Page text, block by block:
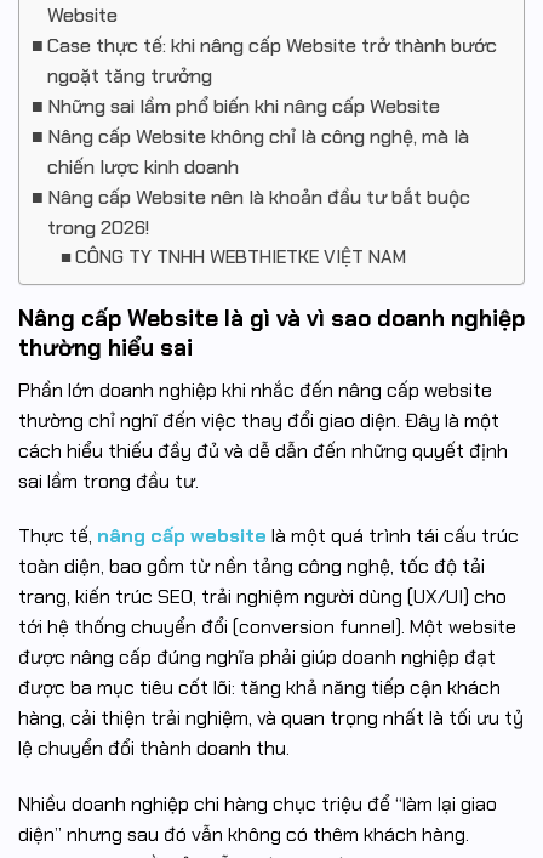
Website
Case thực tế: khi nâng cấp Website trở thành bước
ngoặt tăng trưởng
Những sai lầm phổ biến khi nâng cấp Website
Nâng cấp Website không chỉ là công nghệ, mà là
chiến lược kinh doanh
Nâng cấp Website nên là khoản đầu tư bắt buộc
trong 2026!
CÔNG TY TNHH WEBTHIETKE VIỆT NAM
Nâng cấp Website là gì và vì sao doanh nghiệp
thường hiểu sai
Phần lớn doanh nghiệp khi nhắc đến nâng cấp website
thường chỉ nghĩ đến việc thay đổi giao diện. Đây là một
cách hiểu thiếu đầy đủ và dễ dẫn đến những quyết định
sai lầm trong đầu tư.
Thực tế, nâng cấp website là một quá trình tái cấu trúc
toàn diện, bao gồm từ nền tảng công nghệ, tốc độ tải
trang, kiến trúc SEO, trải nghiệm người dùng (UX/UI) cho
tới hệ thống chuyển đổi (conversion funnel). Một website
được nâng cấp đúng nghĩa phải giúp doanh nghiệp đạt
được ba mục tiêu cốt lõi: tăng khả năng tiếp cận khách
hàng, cải thiện trải nghiệm, và quan trọng nhất là tối ưu tỷ
lệ chuyển đổi thành doanh thu.
Nhiều doanh nghiệp chi hàng chục triệu để “làm lại giao
diện” nhưng sau đó vẫn không có thêm khách hàng.